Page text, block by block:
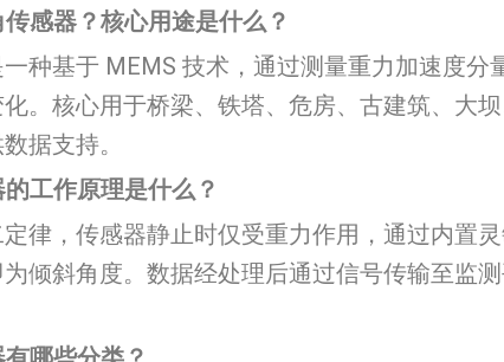
感器？核心用途是什么？
种基于 MEMS 技术，通过测量重力加速度
。核心用于桥梁、铁塔、危房、古建筑、大
据支持。
工作原理是什么？
律，传感器静止时仅受重力作用，通过内置
倾斜角度。数据经处理后通过信号传输至监